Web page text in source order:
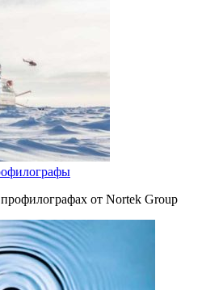
от Nortek Group